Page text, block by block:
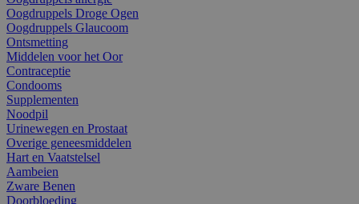
Oogdruppels Droge Ogen
Oogdruppels Glaucoom
Ontsmetting
Middelen voor het Oor
Contraceptie
Condooms
Supplementen
Noodpil
Urinewegen en Prostaat
Overige geneesmiddelen
Hart en Vaatstelsel
Aambeien
Zware Benen
Doorbloeding